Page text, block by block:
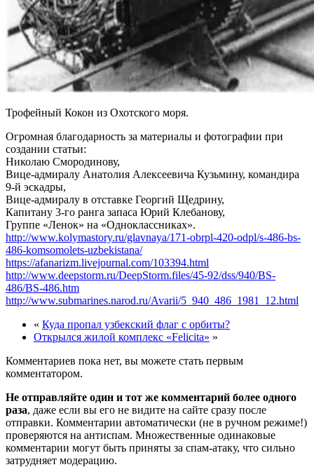
Трофейный Кокон из Охотского моря.
Огромная благодарность за материалы и фотографии при
создании статьи:
Николаю Смородинову,
Вице-адмиралу Анатолия Алексеевича Кузьмину, командира
9-й эскадры,
Вице-адмиралу в отставке Георгий Щедрину,
Капитану 3-го ранга запаса Юрий Клебанову,
Группе «Ленок» на «Одноклассниках».
http://www.kolymastory.ru/glavnaya/171-obrpl-420-odpl/s-486-bs-
486-komsomolets-uzbekistana/
https://afanarizm.livejournal.com/103394.html
http://www.deepstorm.ru/DeepStorm.files/45-92/dss/940/BS-
486/BS-486.htm
http://www.submarines.narod.ru/Avarii/5_940_486_1981_12.html
« Куда пропал узбекский флаг с орбиты?
Открылся жилой комплекс «Felicita» »
Комментариев пока нет, вы можете стать первым
комментатором.
Не отправляйте один и тот же комментарий более одного
раза, даже если вы его не видите на сайте сразу после
отправки. Комментарии автоматически (не в ручном режиме!)
проверяются на антиспам. Множественные одинаковые
комментарии могут быть приняты за спам-атаку, что сильно
затрудняет модерацию.